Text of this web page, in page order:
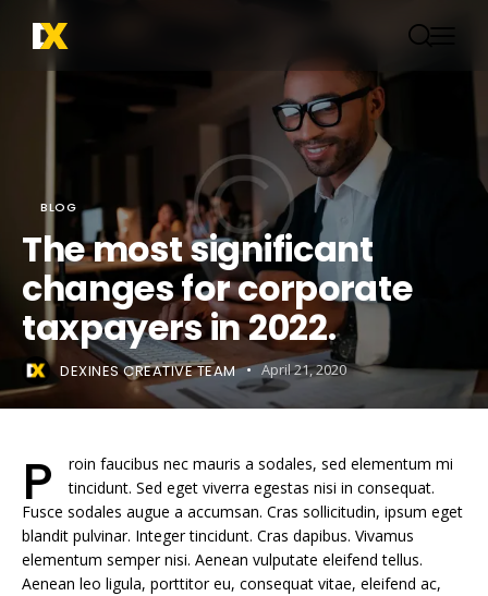
BLOG
The most significant
changes for corporate
taxpayers in 2022.
DEXINES CREATIVE TEAM April 21, 2020
P
roin faucibus nec mauris a sodales, sed elementum mi
tincidunt. Sed eget viverra egestas nisi in consequat.
Fusce sodales augue a accumsan. Cras sollicitudin, ipsum eget
blandit pulvinar. Integer tincidunt. Cras dapibus. Vivamus
elementum semper nisi. Aenean vulputate eleifend tellus.
Aenean leo ligula, porttitor eu, consequat vitae, eleifend ac,